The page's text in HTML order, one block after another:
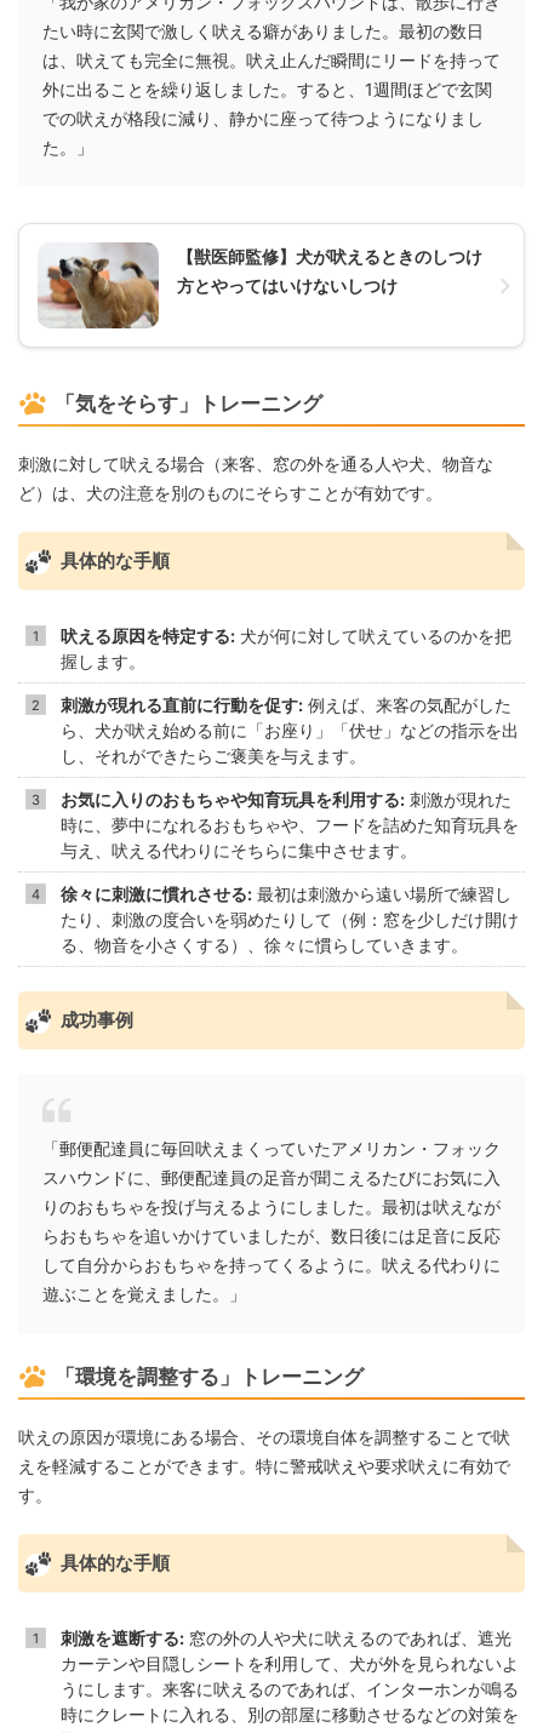
たい時に玄関で激しく吠える癖がありました。最初の数日
は、吠えても完全に無視。吠え止んだ瞬間にリードを持って
外に出ることを繰り返しました。すると、1週間ほどで玄関
での吠えが格段に減り、静かに座って待つようになりまし
た。」
【獣医師監修】犬が吠えるときのしつけ
方とやってはいけないしつけ
「気をそらす」トレーニング
刺激に対して吠える場合（来客、窓の外を通る人や犬、物音な
ど）は、犬の注意を別のものにそらすことが有効です。
具体的な手順
吠える原因を特定する: 犬が何に対して吠えているのかを把
握します。
刺激が現れる直前に行動を促す: 例えば、来客の気配がした
ら、犬が吠え始める前に「お座り」「伏せ」などの指示を出
し、それができたらご褒美を与えます。
お気に入りのおもちゃや知育玩具を利用する: 刺激が現れた
時に、夢中になれるおもちゃや、フードを詰めた知育玩具を
与え、吠える代わりにそちらに集中させます。
徐々に刺激に慣れさせる: 最初は刺激から遠い場所で練習し
たり、刺激の度合いを弱めたりして（例：窓を少しだけ開け
る、物音を小さくする）、徐々に慣らしていきます。
成功事例
「郵便配達員に毎回吠えまくっていたアメリカン・フォック
スハウンドに、郵便配達員の足音が聞こえるたびにお気に入
りのおもちゃを投げ与えるようにしました。最初は吠えなが
らおもちゃを追いかけていましたが、数日後には足音に反応
して自分からおもちゃを持ってくるように。吠える代わりに
遊ぶことを覚えました。」
「環境を調整する」トレーニング
吠えの原因が環境にある場合、その環境自体を調整することで吠
えを軽減することができます。特に警戒吠えや要求吠えに有効で
す。
具体的な手順
刺激を遮断する: 窓の外の人や犬に吠えるのであれば、遮光
カーテンや目隠しシートを利用して、犬が外を見られないよ
うにします。来客に吠えるのであれば、インターホンが鳴る
時にクレートに入れる、別の部屋に移動させるなどの対策を